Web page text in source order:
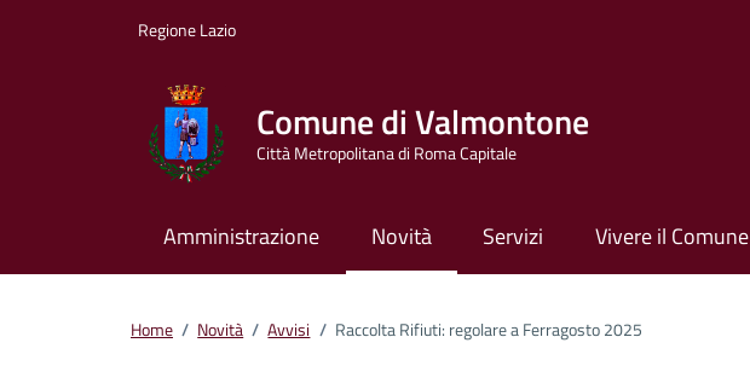
Regione Lazio
Comune di Valmontone
Città Metropolitana di Roma Capitale
Amministrazione Novità Servizi Vivere il Comune
Home / Novità / Avvisi / Raccolta Rifiuti: regolare a Ferragosto 2025